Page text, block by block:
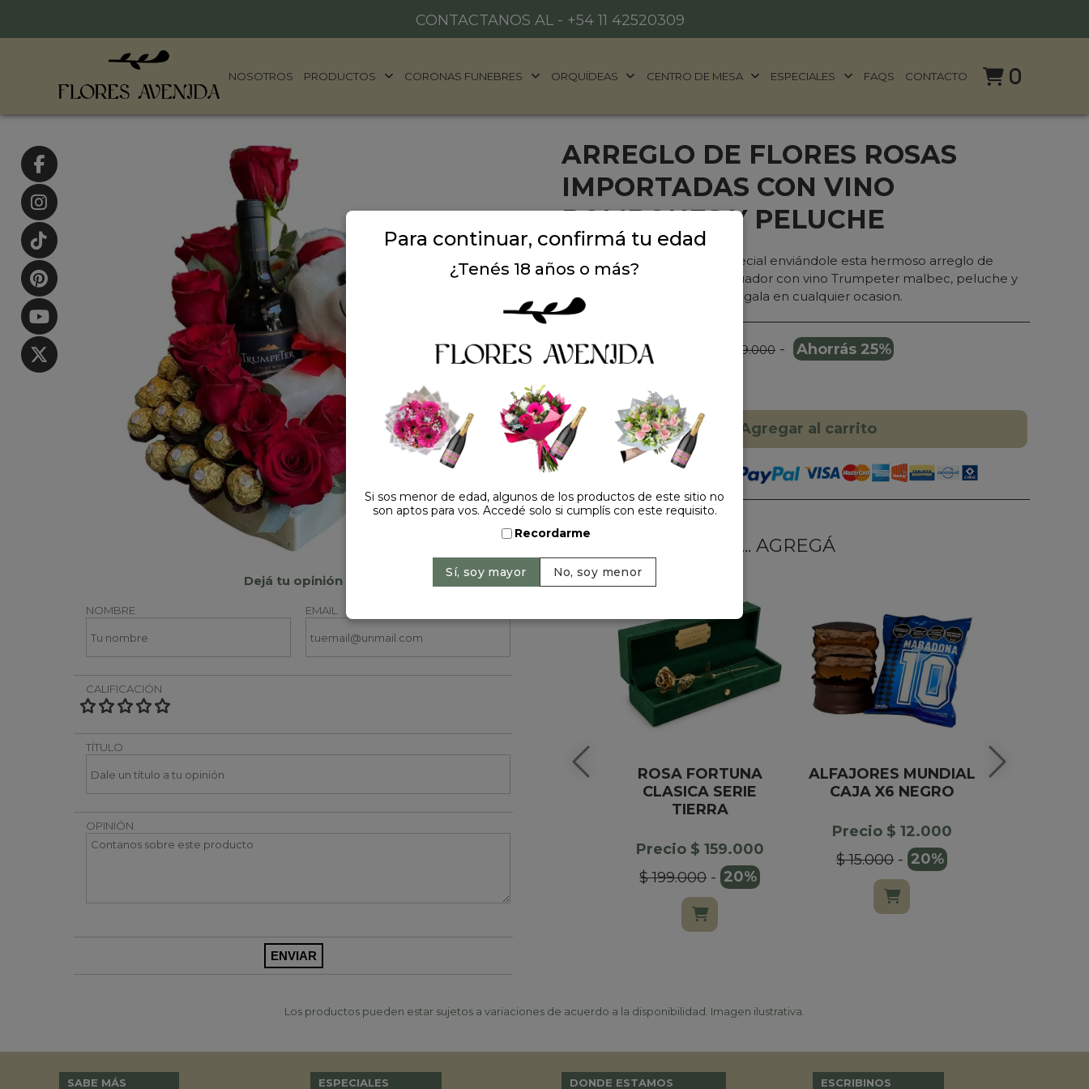
CONTACTANOS AL - +54 11 42520309
NOSOTROS PRODUCTOS CORONAS FUNEBRES ORQUÍDEAS CENTRO DE MESA ESPECIALES FAQS CONTACTO 0
Dejá tu opinión
NOMBRE EMAIL
CALIFICACIÓN
TÍTULO
OPINIÓN
ARREGLO DE FLORES ROSAS
IMPORTADAS CON VINO
BOMBONES Y PELUCHE
ilumínale el día a ese ser especial enviándole esta hermoso arreglo de
flores rosa importadas de Ecuador con vino Trumpeter malbec, peluche y
bombones ferrero rocher. Regala en cualquier ocasion.
Precio: $ 223.500 $ 299.000 - Ahorrás 25%
Agregar al carrito
HACELO ESPECIAL... AGREGÁ
ROSA FORTUNA
CLASICA SERIE
TIERRA
Precio $ 159.000
$ 199.000- 20%
ALFAJORES MUNDIAL
CAJA X6 NEGRO
Precio $ 12.000
$ 15.000- 20%
Los productos pueden estar sujetos a variaciones de acuerdo a la disponibilidad. Imagen ilustrativa.
SABE MÁS ESPECIALES DONDE ESTAMOS ESCRIBINOS
Para continuar, confirmá tu edad
¿Tenés 18 años o más?
Si sos menor de edad, algunos de los productos de este sitio no
son aptos para vos. Accedé solo si cumplís con este requisito.
Recordarme